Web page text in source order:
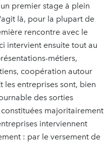
premier stage à plein
là, pour la plupart de
rencontre avec le
intervient ensuite tout au
métiers,
coopération autour
entreprises sont, bien
des sorties
majoritairement
interviennent
: par le versement de